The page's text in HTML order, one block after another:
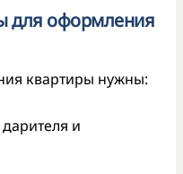
для оформления
квартиры нужны:
и